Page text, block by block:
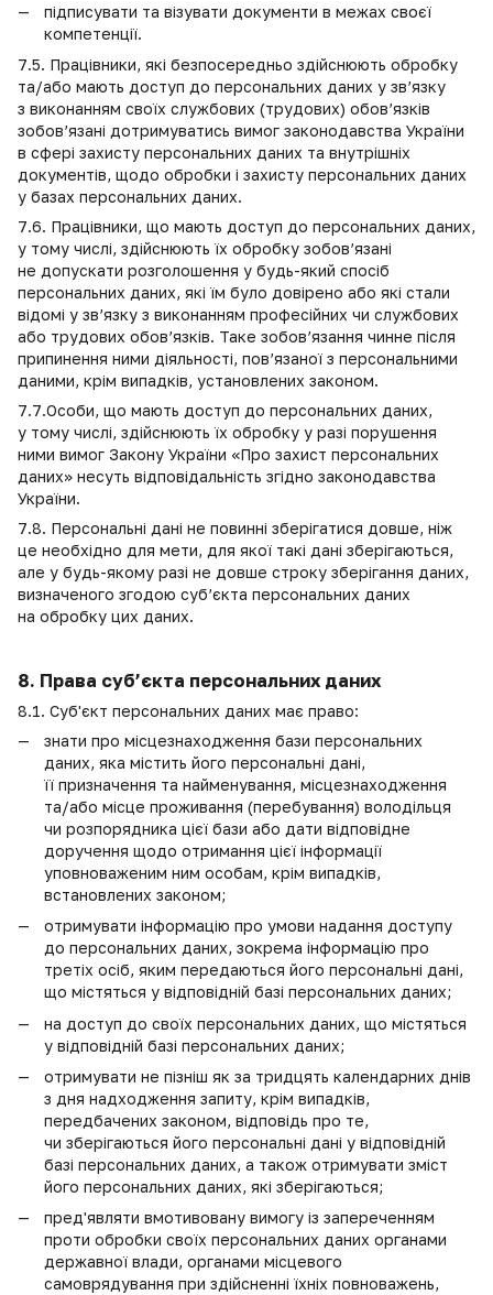
підписувати та візувати документи в межах своєї
компетенції.
7.5. Працівники, які безпосередньо здійснюють обробку
та/або мають доступ до персональних даних у зв’язку
з виконанням своїх службових (трудових) обов’язків
зобов’язані дотримуватись вимог законодавства України
в сфері захисту персональних даних та внутрішніх
документів, щодо обробки і захисту персональних даних
у базах персональних даних.
7.6. Працівники, що мають доступ до персональних даних,
у тому числі, здійснюють їх обробку зобов’язані
не допускати розголошення у будь-який спосіб
персональних даних, які їм було довірено або які стали
відомі у зв’язку з виконанням професійних чи службових
або трудових обов’язків. Таке зобов’язання чинне після
припинення ними діяльності, пов’язаної з персональними
даними, крім випадків, установлених законом.
7.7.Особи, що мають доступ до персональних даних,
у тому числі, здійснюють їх обробку у разі порушення
ними вимог Закону України «Про захист персональних
даних» несуть відповідальність згідно законодавства
України.
7.8. Персональні дані не повинні зберігатися довше, ніж
це необхідно для мети, для якої такі дані зберігаються,
але у будь-якому разі не довше строку зберігання даних,
визначеного згодою суб’єкта персональних даних
на обробку цих даних.
8. Права суб’єкта персональних даних
8.1. Суб'єкт персональних даних має право:
знати про місцезнаходження бази персональних
даних, яка містить його персональні дані,
її призначення та найменування, місцезнаходження
та/або місце проживання (перебування) володільця
чи розпорядника цієї бази або дати відповідне
доручення щодо отримання цієї інформації
уповноваженим ним особам, крім випадків,
встановлених законом;
отримувати інформацію про умови надання доступу
до персональних даних, зокрема інформацію про
третіх осіб, яким передаються його персональні дані,
що містяться у відповідній базі персональних даних;
на доступ до своїх персональних даних, що містяться
у відповідній базі персональних даних;
отримувати не пізніш як за тридцять календарних днів
з дня надходження запиту, крім випадків,
передбачених законом, відповідь про те,
чи зберігаються його персональні дані у відповідній
базі персональних даних, а також отримувати зміст
його персональних даних, які зберігаються;
пред'являти вмотивовану вимогу із запереченням
проти обробки своїх персональних даних органами
державної влади, органами місцевого
самоврядування при здійсненні їхніх повноважень,